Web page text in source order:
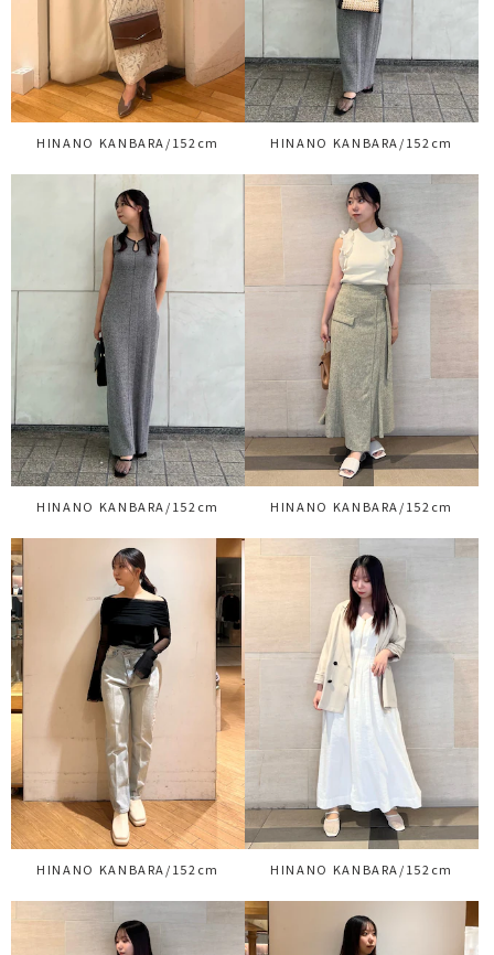
HINANO KANBARA/152cm HINANO KANBARA/152cm
HINANO KANBARA/152cm HINANO KANBARA/152cm
HINANO KANBARA/152cm HINANO KANBARA/152cm